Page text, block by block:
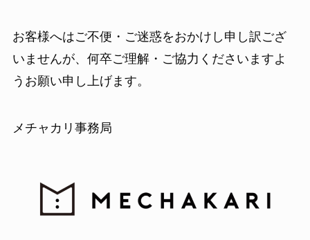
お客様へはご不便・ご迷惑をおかけし申し訳ござ
いませんが、何卒ご理解・ご協力くださいますよ
うお願い申し上げます。
メチャカリ事務局